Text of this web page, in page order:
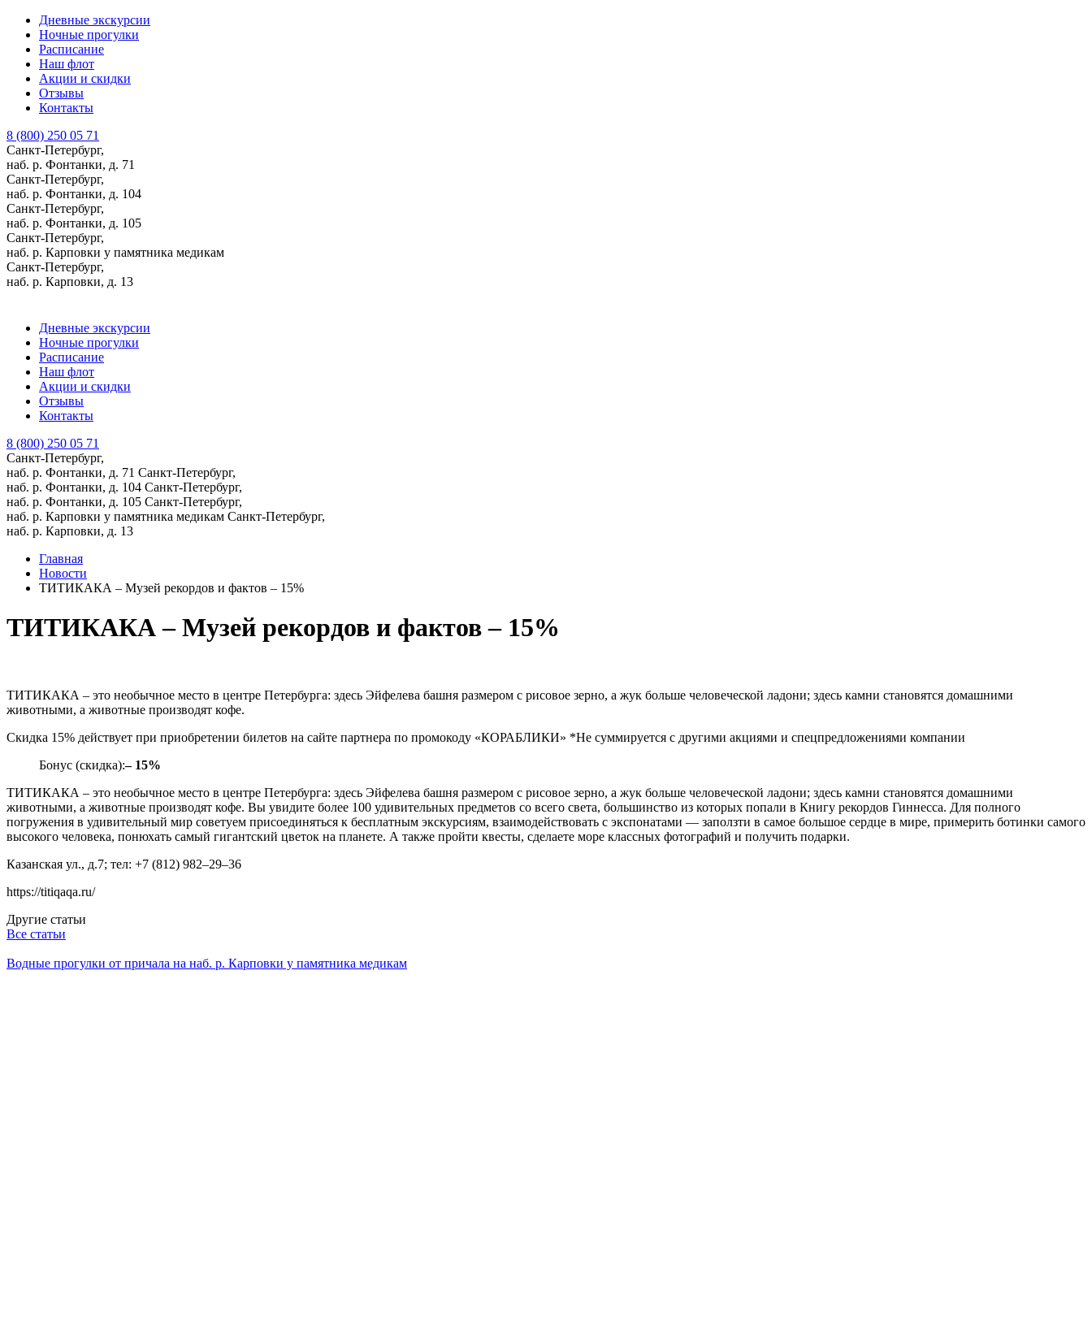
Дневные экскурсии
Ночные прогулки
Расписание
Наш флот
Акции и скидки
Отзывы
Контакты
8 (800) 250 05 71
Санкт-Петербург,
наб. р. Фонтанки, д. 71
Санкт-Петербург,
наб. р. Фонтанки, д. 104
Санкт-Петербург,
наб. р. Фонтанки, д. 105
Санкт-Петербург,
наб. р. Карповки у памятника медикам
Санкт-Петербург,
наб. р. Карповки, д. 13
Дневные экскурсии
Ночные прогулки
Расписание
Наш флот
Акции и скидки
Отзывы
Контакты
8 (800) 250 05 71
Санкт-Петербург,
наб. р. Фонтанки, д. 71 Санкт-Петербург,
наб. р. Фонтанки, д. 104 Санкт-Петербург,
наб. р. Фонтанки, д. 105 Санкт-Петербург,
наб. р. Карповки у памятника медикам Санкт-Петербург,
наб. р. Карповки, д. 13
Главная
Новости
ТИТИКАКА – Музей рекордов и фактов – 15%
ТИТИКАКА – Музей рекордов и фактов – 15%
ТИТИКАКА – это необычное место в центре Петербурга: здесь Эйфелева башня размером с рисовое зерно, а жук больше человеческой ладони; здесь камни становятся домашними
животными, а животные производят кофе.
Скидка 15% действует при приобретении билетов на сайте партнера по промокоду «КОРАБЛИКИ» *Не суммируется с другими акциями и спецпредложениями компании
Бонус (скидка):– 15%
ТИТИКАКА – это необычное место в центре Петербурга: здесь Эйфелева башня размером с рисовое зерно, а жук больше человеческой ладони; здесь камни становятся домашними
животными, а животные производят кофе. Вы увидите более 100 удивительных предметов со всего света, большинство из которых попали в Книгу рекордов Гиннесса. Для полного
погружения в удивительный мир советуем присоединяться к бесплатным экскурсиям, взаимодействовать с экспонатами — заползти в самое большое сердце в мире, примерить ботинки самого
высокого человека, понюхать самый гигантский цветок на планете. А также пройти квесты, сделаете море классных фотографий и получить подарки.
Казанская ул., д.7; тел: +7 (812) 982–29–36
https://titiqaqa.ru/
Другие статьи
Все статьи
Водные прогулки от причала на наб. р. Карповки у памятника медикам